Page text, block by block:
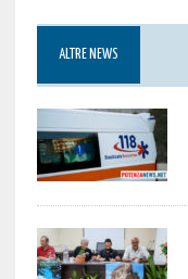
ALTRE NEWS